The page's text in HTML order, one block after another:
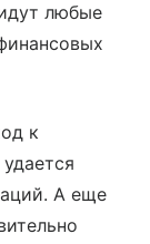
любые
к
А еще